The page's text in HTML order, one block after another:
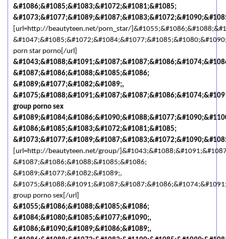
&#1086;&#1085;&#1083;&#1072;&#1081;&#1085;
[url=http://beautyteen.net/porn_star/
porn star porno[/url]
&#1087;&#1086;&#1088;&#1085;&#1086;
&#1089;&#1077;&#1082;&#1089;,
group porno sex
&#1086;&#1085;&#1083;&#1072;&#1081;&#1085;
[url=http://beautyteen.net/group/
&#1087;&#1086;&#1088;&#1085;&#1086;
&#1089;&#1077;&#1082;&#1089;,
group porno sex[/url]
&#1055;&#1086;&#1088;&#1085;&#1086;
&#1084;&#1080;&#1085;&#1077;&#1090;,
&#1086;&#1090;&#1089;&#1086;&#1089;,